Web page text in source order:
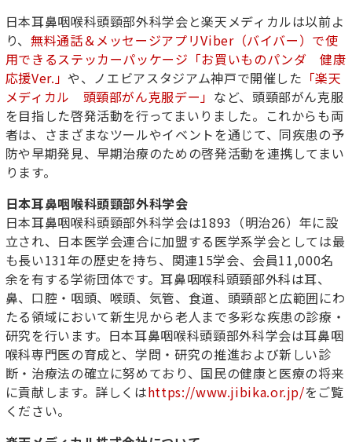
日本耳鼻咽喉科頭頸部外科学会と楽天メディカルは以前よ
り、 無料通話＆メッセージアプリViber（バイバー）で使
用できるステッカーパッケージ「お買いものパンダ 健康
応援Ver.」や、ノエビアスタジアム神戸で開催した 「楽天
メディカル 頭頸部がん克服デー」 など、頭頸部がん克服
を目指した啓発活動を行ってまいりました。これからも両
者は、さまざまなツールやイベントを通じて、同疾患の予
防や早期発見、早期治療のための啓発活動を連携してまい
ります。
日本耳鼻咽喉科頭頸部外科学会
日本耳鼻咽喉科頭頸部外科学会は1893（明治26）年に設
立され、日本医学会連合に加盟する医学系学会としては最
も長い131年の歴史を持ち、関連15学会、会員11,000名
余を有する学術団体です。耳鼻咽喉科頭頸部外科は耳、
鼻、口腔・咽頭、喉頭、気管、食道、頭頸部と広範囲にわ
たる領域において新生児から老人まで多彩な疾患の診療・
研究を行います。日本耳鼻咽喉科頭頸部外科学会は耳鼻咽
喉科専門医の育成と、学問・研究の推進および新しい診
断・治療法の確立に努めており、国民の健康と医療の将来
に貢献します。詳しくはhttps://www.jibika.or.jp/をご覧
ください。